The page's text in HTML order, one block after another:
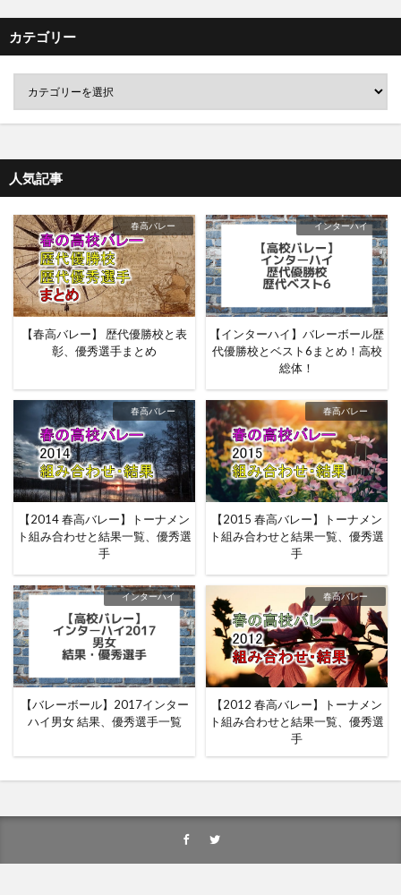
カテゴリー
人気記事
春高バレー
【春高バレー】 歴代優勝校と表
彰、優秀選手まとめ
インターハイ
【インターハイ】バレーボール歴
代優勝校とベスト6まとめ！高校
総体！
春高バレー
【2014 春高バレー】トーナメン
ト組み合わせと結果一覧、優秀選
手
春高バレー
【2015 春高バレー】トーナメン
ト組み合わせと結果一覧、優秀選
手
インターハイ
【バレーボール】2017インター
ハイ男女 結果、優秀選手一覧
春高バレー
【2012 春高バレー】トーナメン
ト組み合わせと結果一覧、優秀選
手